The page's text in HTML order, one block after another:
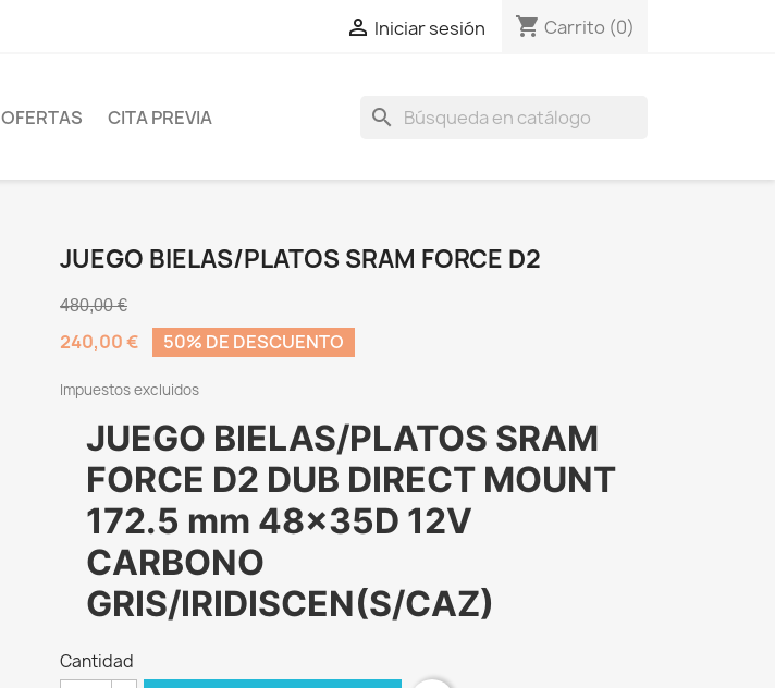
 Iniciar sesión shopping_cart Carrito (0)
OFERTAS CITA PREVIA search
JUEGO BIELAS/PLATOS SRAM FORCE D2
480,00 €
240,00 € 50% DE DESCUENTO
Impuestos excluidos
JUEGO BIELAS/PLATOS SRAM
FORCE D2 DUB DIRECT MOUNT
172.5 mm 48x35D 12V
CARBONO
GRIS/IRIDISCEN(S/CAZ)
Cantidad